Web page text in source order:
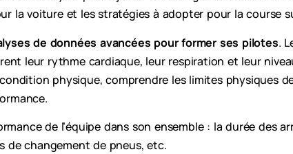
la voiture et les stratégies à adopter pour la course
de données avancées pour former ses pilotes.
leur rythme cardiaque, leur respiration et leur
physique, comprendre les limites physiques
de l’équipe dans son ensemble : la durée des
de changement de pneus, etc.